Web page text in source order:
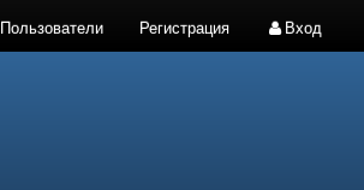
Пользователи Регистрация Вход